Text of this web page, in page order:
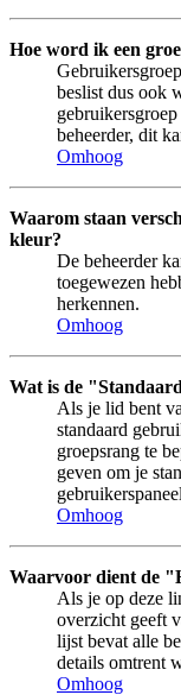
Hoe word ik een
beslist dus ook
beheerder, dit
Omhoog
Waarom staan
kleur?
De beheerder
toegewezen
herkennen.
Omhoog
Wat is de
Als je lid bent
standaard
groepsrang te
geven om je
Omhoog
Waarvoor dient de
Als je op deze
overzicht geeft
lijst bevat alle
details omtrent
Omhoog